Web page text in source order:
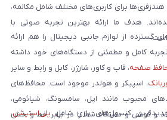
برای کاربری‌های مختلف شامل مکالمه،
هدف ما ارائه بهترین تجربه صوتی با
گسترده از لوازم جانبی دیجیتال را هم ارائه
تجربه کامل و مطمئنی از دستگاه‌های خود داشته
صفحه، قاب و کاور، شارژر، کابل و رابط و سایر
، اسپیکر و هولدر موجود است. محافظ‌های
محبوب مانند اپل، سامسونگ، شیائومی،
و گوشی و دستگاه شما را در برابر خط و خش
جدیدترین کنسول‌های بازی شامل پلی‌استیشن،